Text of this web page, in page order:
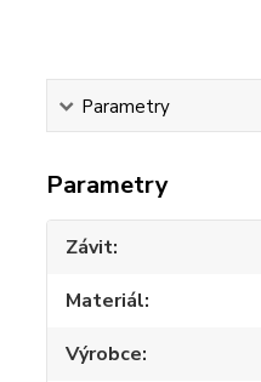
Parametry
Parametry
Závit
Materiál
Výrobce